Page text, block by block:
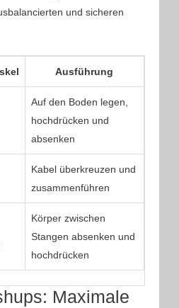
und sicheren
Ausführung
Auf den Boden legen,
hochdrücken und
absenken
Kabel überkreuzen und
zusammenführen
Körper zwischen
Stangen absenken und
hochdrücken
Maximale